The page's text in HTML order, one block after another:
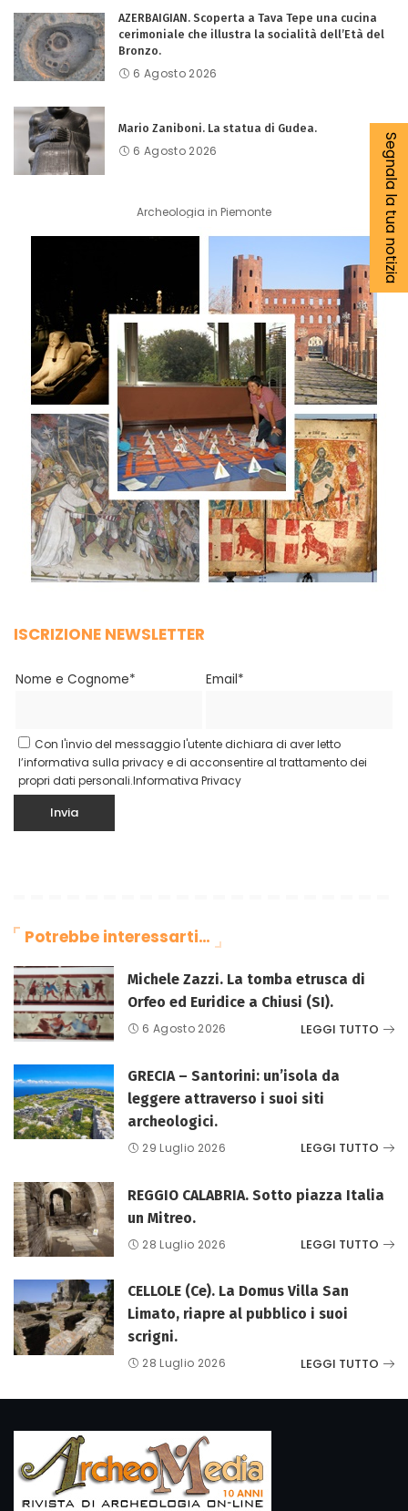
AZERBAIGIAN. Scoperta a Tava Tepe una cucina
cerimoniale che illustra la socialità dell’Età del
Bronzo.
6 Agosto 2026
Mario Zaniboni. La statua di Gudea.
6 Agosto 2026
Archeologia in Piemonte
ISCRIZIONE NEWSLETTER
Nome e Cognome* Email*
Con l'invio del messaggio l'utente dichiara di aver letto
l’informativa sulla privacy e di acconsentire al trattamento dei
propri dati personali.Informativa Privacy
Potrebbe interessarti…
Michele Zazzi. La tomba etrusca di
Orfeo ed Euridice a Chiusi (SI).
6 Agosto 2026 LEGGI TUTTO
GRECIA – Santorini: un’isola da
leggere attraverso i suoi siti
archeologici.
29 Luglio 2026 LEGGI TUTTO
REGGIO CALABRIA. Sotto piazza Italia
un Mitreo.
28 Luglio 2026 LEGGI TUTTO
CELLOLE (Ce). La Domus Villa San
Limato, riapre al pubblico i suoi
scrigni.
28 Luglio 2026 LEGGI TUTTO
Segnala la tua notizia